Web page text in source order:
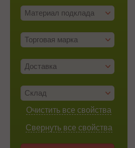
Материал подклада
Торговая марка
Доставка
Склад
Очистить все свойства
Свернуть все свойства